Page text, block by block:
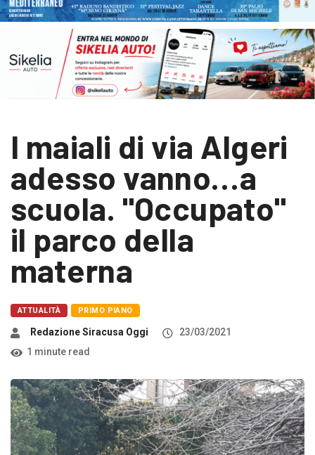
I maiali di via Algeri
adesso vanno…a
scuola. "Occupato"
il parco della
materna
ATTUALITÀ PRIMO PIANO
Redazione Siracusa Oggi
23/03/2021
1 minute read